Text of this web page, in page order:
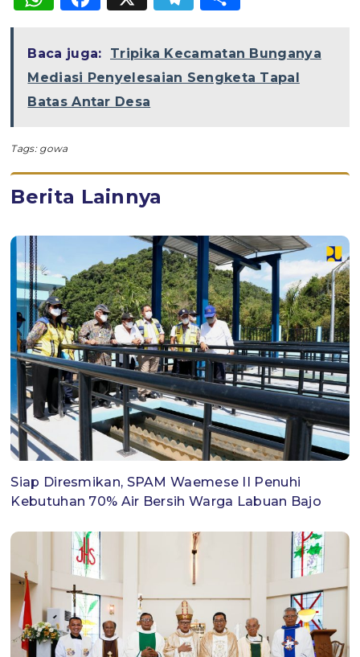
Baca juga:
Tripika Kecamatan Bunganya
Mediasi Penyelesaian Sengketa Tapal
Batas Antar Desa
Tags: gowa
Berita Lainnya
Siap Diresmikan, SPAM Waemese II Penuhi
Kebutuhan 70% Air Bersih Warga Labuan Bajo